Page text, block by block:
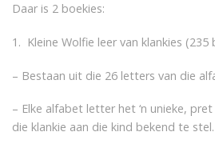
Daar is 2 boekies:
1. Kleine Wolfie leer van klankies (235
– Bestaan uit die 26 letters van die
– Elke alfabet letter het ‘n unieke,
die klankie aan die kind bekend te stel.